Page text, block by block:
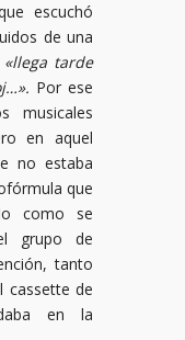
escuchó
de una
«llega tarde
Por ese
musicales
en aquel
no estaba
que
como se
grupo de
tanto
cassette de
en la